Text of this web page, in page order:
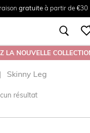
gratuiteà partir de €30
Tailles du38 au 54
Retourgratuit en magasin
LA NOUVELLE
Skinny Leg
résultat